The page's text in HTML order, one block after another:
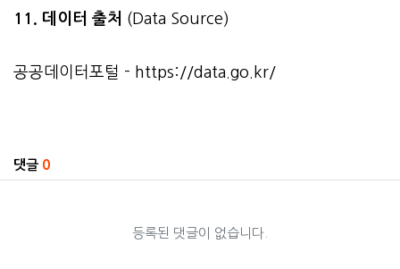
11. 데이터 출처 (Data Source)
공공데이터포털 - https://data.go.kr/
댓글 0
등록된 댓글이 없습니다.